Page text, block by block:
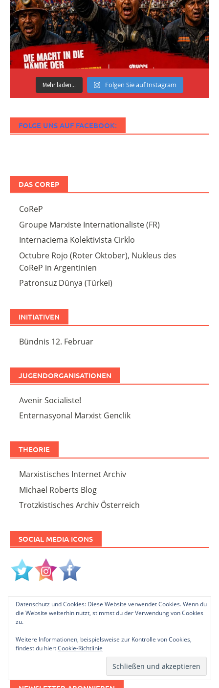
Mehr laden... Folgen Sie auf Instagram
FOLGE UNS AUF FACEBOOK:
DAS COREP
CoReP
Groupe Marxiste Internationaliste (FR)
Internaciema Kolektivista Cirklo
Octubre Rojo (Roter Oktober), Nukleus des
CoReP in Argentinien
Patronsuz Dünya (Türkei)
INITIATIVEN
Bündnis 12. Februar
JUGENDORGANISATIONEN
Avenir Socialiste!
Enternasyonal Marxist Genclik
THEORIE
Marxistisches Internet Archiv
Michael Roberts Blog
Trotzkistisches Archiv Österreich
SOCIAL MEDIA ICONS
PLEASE FOLLOW & LIKE US :)
Datenschutz und Cookies: Diese Website verwendet Cookies. Wenn du
die Website weiterhin nutzt, stimmst du der Verwendung von Cookies
zu.
Weitere Informationen, beispielsweise zur Kontrolle von Cookies,
findest du hier:Cookie-Richtlinie